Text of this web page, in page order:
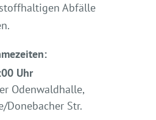
Abfälle
Uhr
Odenwaldhalle,
Donebacher Str.